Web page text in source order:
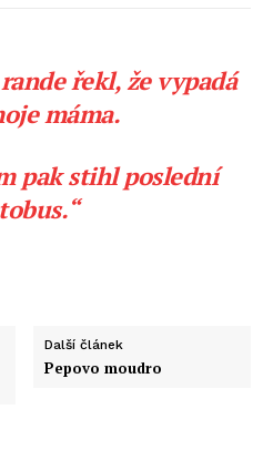
řekl, že vypadá
máma.
pak stihl poslední
Další článek
Pepovo moudro